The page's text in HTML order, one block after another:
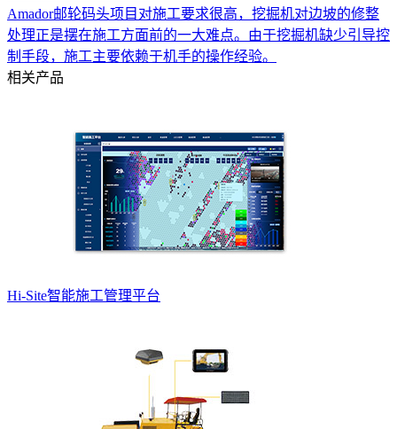
Amador邮轮码头项目对施工要求很高，挖掘机对边坡的修整
处理正是摆在施工方面前的一大难点。由于挖掘机缺少引导控
制手段，施工主要依赖于机手的操作经验。
相关产品
Hi-Site智能施工管理平台